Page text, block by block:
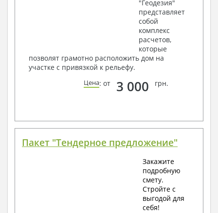
"Геодезия"
представляет
собой
комплекс
расчетов,
которые
позволят грамотно расположить дом на
участке с привязкой к рельефу.
Цена: от 3 000 грн.
Пакет "Тендерное предложение"
Закажите
подробную
смету.
Стройте с
выгодой для
себя!